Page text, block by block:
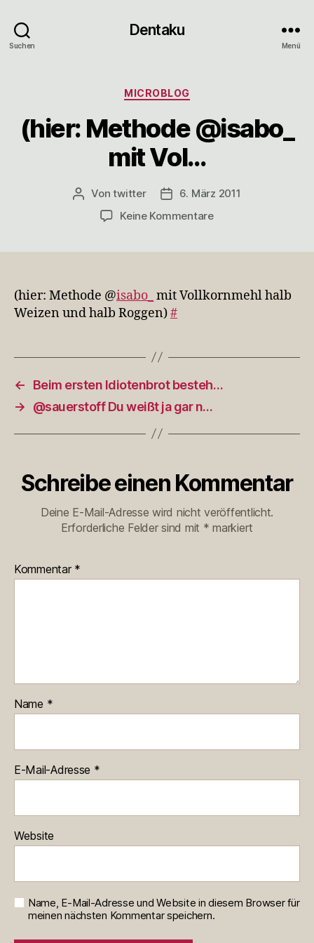
Suchen
Dentaku
Menü
Kategorien
MICROBLOG
(hier: Methode @isabo_
mit Vol…
Beitragsautor
Vontwitter Veröffentlichungsdatum
6. März 2011
Keine Kommentarezu
Vol…
(hier: Methode @isabo_ mit Vollkornmehl halb
Weizen und halb Roggen)#
←
Beim ersten Idiotenbrot besteh…
→
@sauerstoff Du weißt ja gar n…
Schreibe einen Kommentar
Deine E-Mail-Adresse wird nicht veröffentlicht.
Erforderliche Felder sind mit * markiert
Kommentar *
Name *
E-Mail-Adresse *
Website
Name, E-Mail-Adresse und Website in diesem Browser für
meinen nächsten Kommentar speichern.